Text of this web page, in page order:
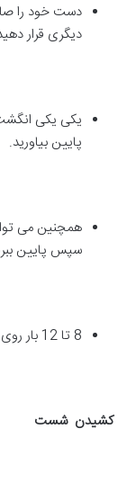
دست خود را
دیگری قرار
یکی یکی
پایین بیاورید.
همچنین می
سپس پایین
8 تا 12 بار روی هر بازو تکرار کنید.
کشیدن شست